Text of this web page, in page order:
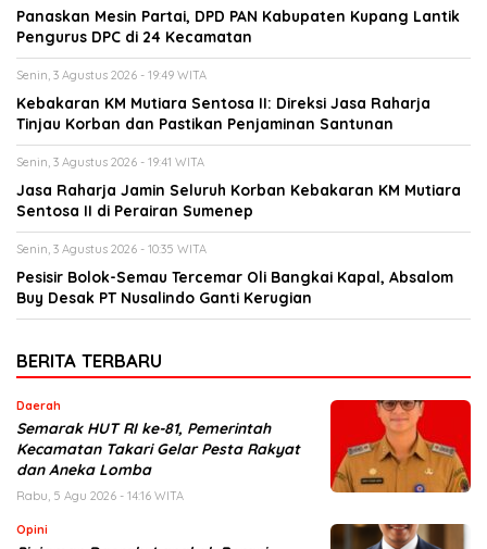
Panaskan Mesin Partai, DPD PAN Kabupaten Kupang Lantik
Pengurus DPC di 24 Kecamatan
Senin, 3 Agustus 2026 - 19:49 WITA
Kebakaran KM Mutiara Sentosa II: Direksi Jasa Raharja
Tinjau Korban dan Pastikan Penjaminan Santunan
Senin, 3 Agustus 2026 - 19:41 WITA
Jasa Raharja Jamin Seluruh Korban Kebakaran KM Mutiara
Sentosa II di Perairan Sumenep
Senin, 3 Agustus 2026 - 10:35 WITA
Pesisir Bolok-Semau Tercemar Oli Bangkai Kapal, Absalom
Buy Desak PT Nusalindo Ganti Kerugian
BERITA TERBARU
Daerah
Semarak HUT RI ke-81, Pemerintah
Kecamatan Takari Gelar Pesta Rakyat
dan Aneka Lomba
Rabu, 5 Agu 2026 - 14:16 WITA
Opini